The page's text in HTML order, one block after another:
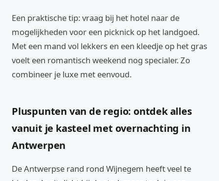
Een praktische tip: vraag bij het hotel naar de
mogelijkheden voor een picknick op het landgoed.
Met een mand vol lekkers en een kleedje op het gras
voelt een romantisch weekend nog specialer. Zo
combineer je luxe met eenvoud.
Pluspunten van de regio: ontdek alles
vanuit je kasteel met overnachting in
Antwerpen
De Antwerpse rand rond Wijnegem heeft veel te